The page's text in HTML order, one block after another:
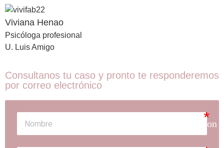
Viviana Henao
Psicóloga profesional
U. Luis Amigo
Consultanos tu caso y pronto te responderemos
por correo electrónico
person